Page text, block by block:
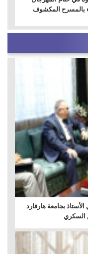
بالمسرح المكشوف
بجامعة هارفارد
السكري